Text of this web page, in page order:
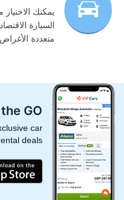
يمكنك
السيارة
متعددة
GO!
car
deals.